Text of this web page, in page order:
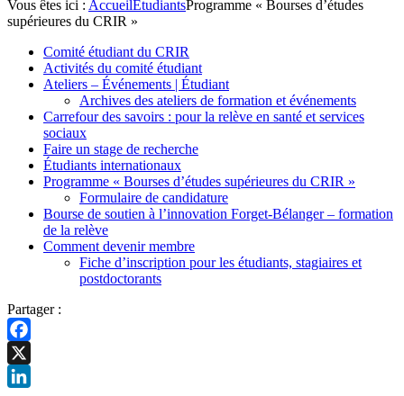
Vous êtes ici : AccueilÉtudiantsProgramme « Bourses d’études
supérieures du CRIR »
Comité étudiant du CRIR
Activités du comité étudiant
Ateliers – Événements | Étudiant
Archives des ateliers de formation et événements
Carrefour des savoirs : pour la relève en santé et services
sociaux
Faire un stage de recherche
Étudiants internationaux
Programme « Bourses d’études supérieures du CRIR »
Formulaire de candidature
Bourse de soutien à l’innovation Forget-Bélanger – formation
de la relève
Comment devenir membre
Fiche d’inscription pour les étudiants, stagiaires et
postdoctorants
Partager :
Facebook
X